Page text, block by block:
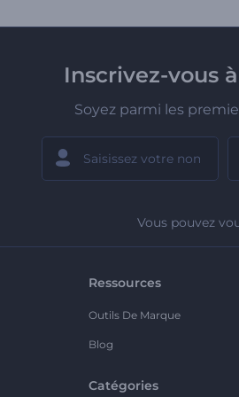
Inscrivez-vous
Soyez parmi les
Vous pouvez
Ressources
Outils De Marque
Blog
Catégories